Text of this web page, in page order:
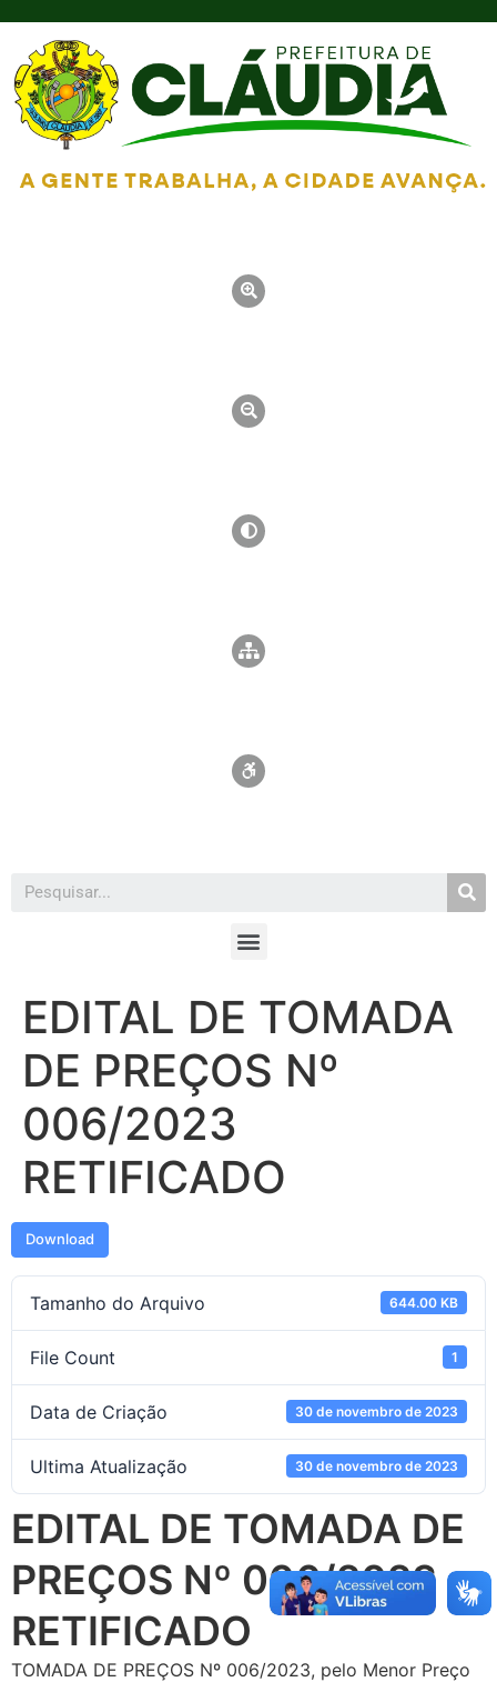
EDITAL DE TOMADA
DE PREÇOS Nº
006/2023
RETIFICADO
Download
Tamanho do Arquivo 644.00 KB
File Count 1
Data de Criação 30 de novembro de 2023
Ultima Atualização 30 de novembro de 2023
EDITAL DE TOMADA DE
PREÇOS Nº 006/2023
RETIFICADO
TOMADA DE PREÇOS Nº 006/2023, pelo Menor Preço